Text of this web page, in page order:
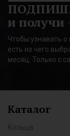
и получи
Чтобы узнавать
есть из чего
месяц. Только с
Каталог
Кольца